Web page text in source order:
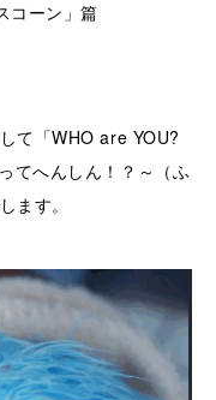
コーン」篇
て「WHO are YOU?
てへんしん！？～（ふ
ます。